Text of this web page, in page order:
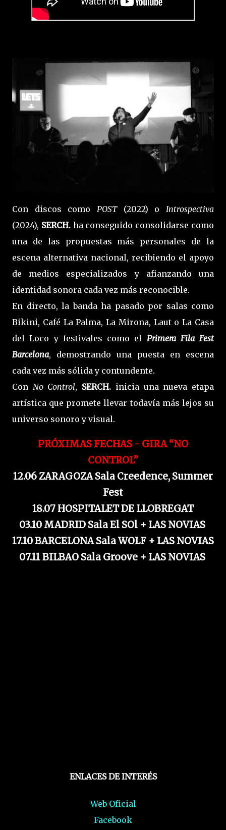
Con discos como POST(2022) o Introspectiva
(2024), SERCH. ha conseguido consolidarse como
una de las propuestas más personales de la
escena alternativa nacional, recibiendo el apoyo
de medios especializados y afianzando una
identidad sonora cada vez más reconocible.
En directo, la banda ha pasado por salas como
Bikini, Café La Palma, La Mirona, Laut o La Casa
del Loco y festivales como el Primera Fila Fest
Barcelona, demostrando una puesta en escena
cada vez más sólida y contundente.
Con No Control, SERCH. inicia una nueva etapa
artística que promete llevar todavía más lejos su
universo sonoro y visual.
PRÓXIMAS FECHAS - GIRA “NO
CONTROL”
12.06 ZARAGOZA Sala Creedence, Summer
Fest
18.07 HOSPITALET DE LLOBREGAT
03.10 MADRID Sala El SOl + LAS NOVIAS
17.10 BARCELONA Sala WOLF + LAS NOVIAS
07.11 BILBAO Sala Groove + LAS NOVIAS
ENLACES DE INTERÉS
Web Oficial
Facebook